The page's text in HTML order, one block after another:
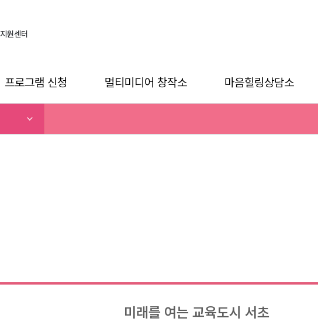
원센터
프로그램 신청 멀티미디어 창작소 마음힐링상담소
미래를 여는 교육도시 서초